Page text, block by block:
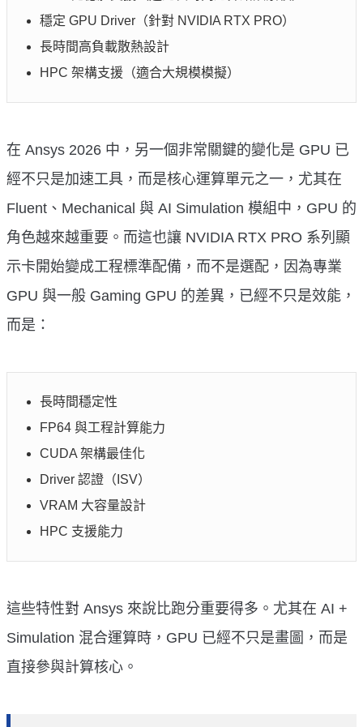
穩定 GPU Driver（針對 NVIDIA RTX PRO）
長時間高負載散熱設計
HPC 架構支援（適合大規模模擬）
在 Ansys 2026 中，另一個非常關鍵的變化是 GPU 已
經不只是加速工具，而是核心運算單元之一，尤其在
Fluent、Mechanical 與 AI Simulation 模組中，GPU 的
角色越來越重要。而這也讓 NVIDIA RTX PRO 系列顯
示卡開始變成工程標準配備，而不是選配，因為專業
GPU 與一般 Gaming GPU 的差異，已經不只是效能，
而是：
長時間穩定性
FP64 與工程計算能力
CUDA 架構最佳化
Driver 認證（ISV）
VRAM 大容量設計
HPC 支援能力
這些特性對 Ansys 來說比跑分重要得多。尤其在 AI +
Simulation 混合運算時，GPU 已經不只是畫圖，而是
直接參與計算核心。